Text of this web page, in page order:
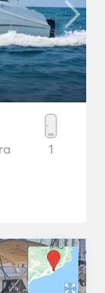
1